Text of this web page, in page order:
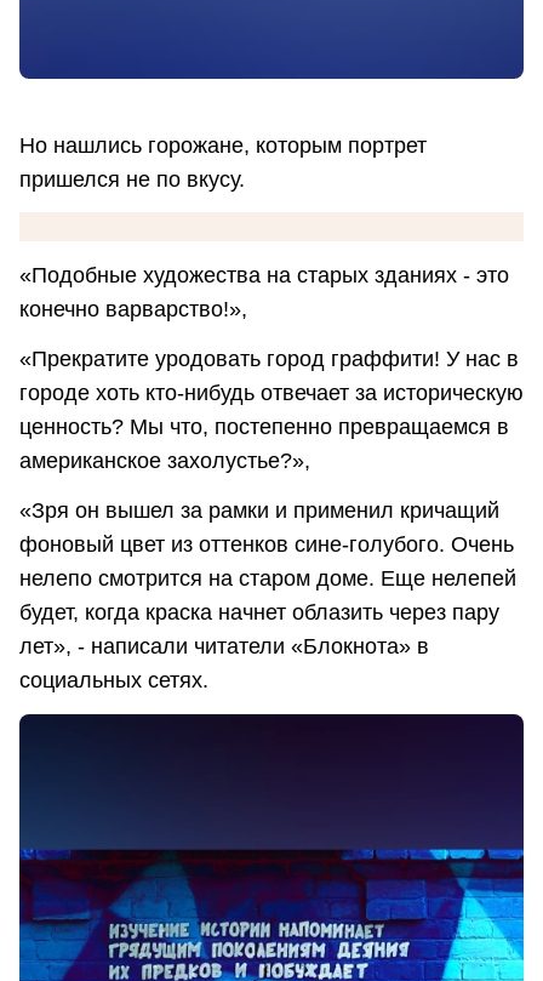
Но нашлись горожане, которым портрет
пришелся не по вкусу.
«Подобные художества на старых зданиях - это
конечно варварство!»,
«Прекратите уродовать город граффити! У нас в
городе хоть кто-нибудь отвечает за историческую
ценность? Мы что, постепенно превращаемся в
американское захолустье?»,
«Зря он вышел за рамки и применил кричащий
фоновый цвет из оттенков сине-голубого. Очень
нелепо смотрится на старом доме. Еще нелепей
будет, когда краска начнет облазить через пару
лет», - написали читатели «Блокнота» в
социальных сетях.